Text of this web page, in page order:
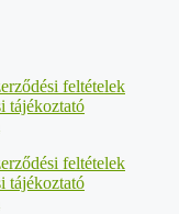
feltételek
tájékoztató
feltételek
tájékoztató